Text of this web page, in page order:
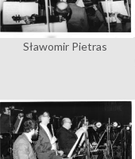
Sławomir Pietras